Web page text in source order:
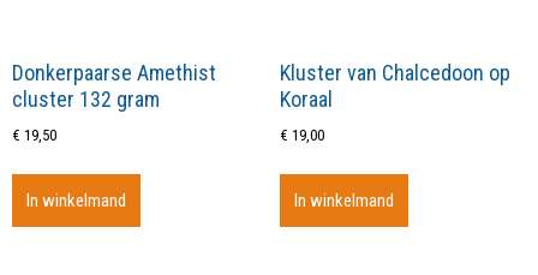
Donkerpaarse Amethist
cluster 132 gram
€ 19,50
In winkelmand
Kluster van Chalcedoon op
Koraal
€ 19,00
In winkelmand